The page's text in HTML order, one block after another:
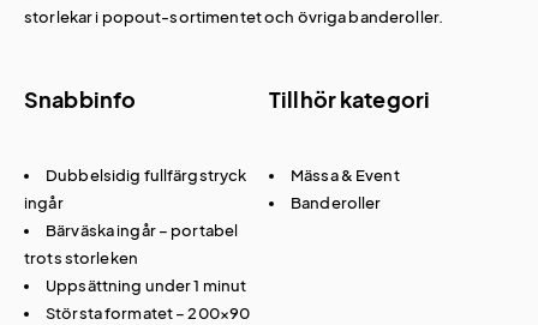
storlekar i popout-sortimentetoch övrigabanderoller.
Snabbinfo
Dubbelsidig fullfärgstryck
ingår
Bärväska ingår – portabel
trots storleken
Uppsättning under 1 minut
Största formatet – 200×90
Tillhör kategori
Mässa & Event
Banderoller